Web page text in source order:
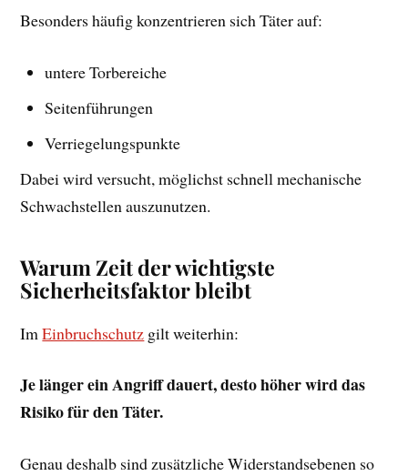
Besonders häufig konzentrieren sich Täter auf:
untere Torbereiche
Seitenführungen
Verriegelungspunkte
Dabei wird versucht, möglichst schnell mechanische
Schwachstellen auszunutzen.
Warum Zeit der wichtigste
Sicherheitsfaktor bleibt
ImEinbruchschutz gilt weiterhin:
Je länger ein Angriff dauert, desto höher wird das
Risiko für den Täter.
Genau deshalb sind zusätzliche Widerstandsebenen so